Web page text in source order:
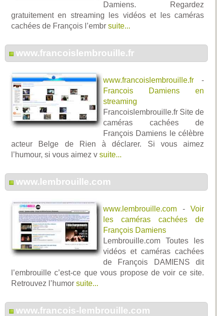
Damiens. Regardez
gratuitement en streaming les vidéos et les caméras
cachées de François l’embr suite...
www.francoislembrouille.fr
www.francoislembrouille.fr -
Francois Damiens en
streaming
Francoislembrouille.fr Site de
caméras cachées de
François Damiens le célèbre
acteur Belge de Rien à déclarer. Si vous aimez
l’humour, si vous aimez v suite...
www.lembrouille.com
www.lembrouille.com - Voir
les caméras cachées de
François Damiens
Lembrouille.com Toutes les
vidéos et caméras cachées
de François DAMIENS dit
l’embrouille c’est-ce que vous propose de voir ce site.
Retrouvez l’humor suite...
www.francois-lembrouille.com